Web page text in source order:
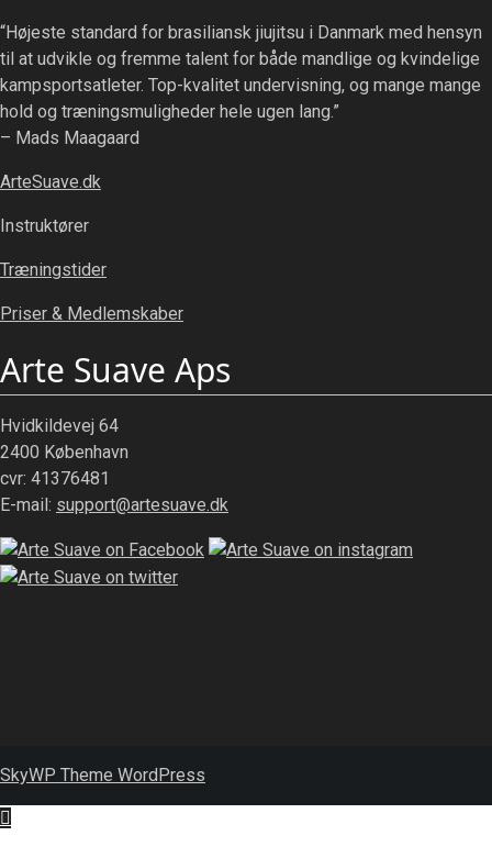
“Højeste standard for brasiliansk jiujitsu i Danmark med hensyn
til at udvikle og fremme talent for både mandlige og kvindelige
kampsportsatleter. Top-kvalitet undervisning, og mange mange
hold og træningsmuligheder hele ugen lang.”
– Mads Maagaard
ArteSuave.dk
Instruktører
Træningstider
Priser & Medlemskaber
Arte Suave Aps
Hvidkildevej 64
2400 København
cvr: 41376481
E-mail: support@artesuave.dk
SkyWP Theme WordPress